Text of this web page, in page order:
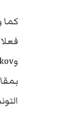
كما